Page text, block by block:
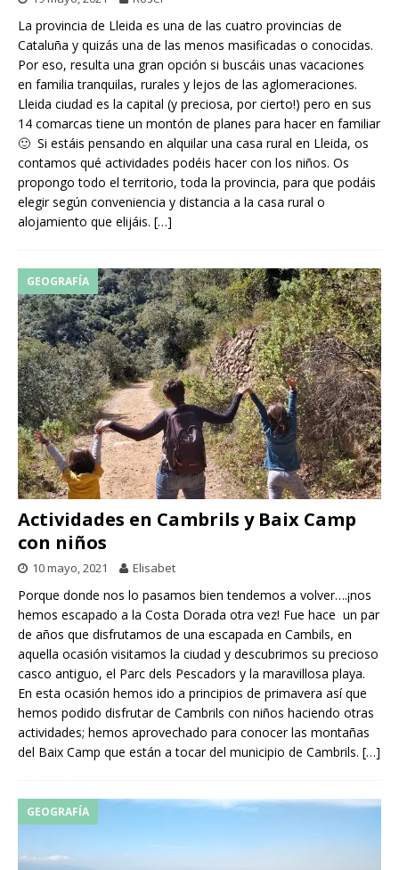
La provincia de Lleida es una de las cuatro provincias de
Cataluña y quizás una de las menos masificadas o conocidas.
Por eso, resulta una gran opción si buscáis unas vacaciones
en familia tranquilas, rurales y lejos de las aglomeraciones.
Lleida ciudad es la capital (y preciosa, por cierto!) pero en sus
14 comarcas tiene un montón de planes para hacer en familiar
🙂 Si estáis pensando en alquilar una casa rural en Lleida, os
contamos qué actividades podéis hacer con los niños. Os
propongo todo el territorio, toda la provincia, para que podáis
elegir según conveniencia y distancia a la casa rural o
alojamiento que elijáis. […]
GEOGRAFÍA
Actividades en Cambrils y Baix Camp
con niños
10 mayo, 2021 Elisabet
Porque donde nos lo pasamos bien tendemos a volver….¡nos
hemos escapado a la Costa Dorada otra vez! Fue hace un par
de años que disfrutamos de una escapada en Cambils, en
aquella ocasión visitamos la ciudad y descubrimos su precioso
casco antiguo, el Parc dels Pescadors y la maravillosa playa.
En esta ocasión hemos ido a principios de primavera así que
hemos podido disfrutar de Cambrils con niños haciendo otras
actividades; hemos aprovechado para conocer las montañas
del Baix Camp que están a tocar del municipio de Cambrils. […]
GEOGRAFÍA